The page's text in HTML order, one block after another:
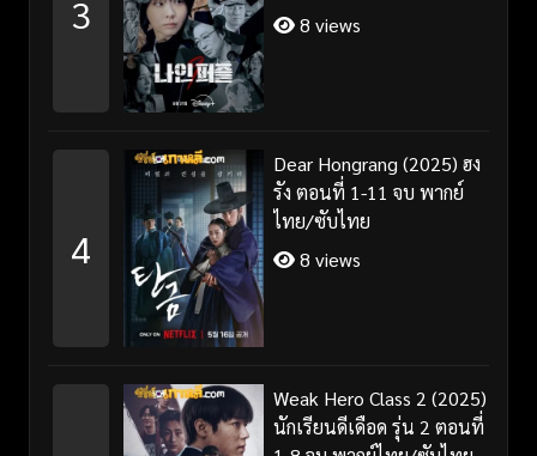
3 8 views
4
Dear Hongrang (2025) ฮง
รัง ตอนที่ 1-11 จบ พากย์
ไทย/ซับไทย
8 views
Weak Hero Class 2 (2025)
นักเรียนดีเดือด รุ่น 2 ตอนที่